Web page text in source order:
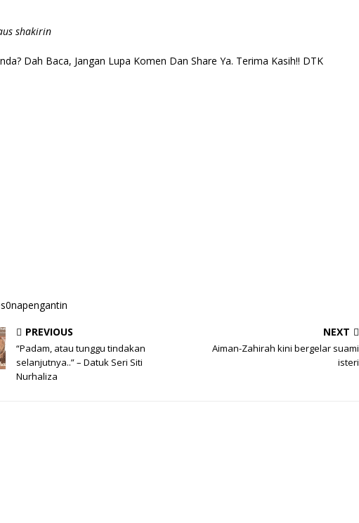
shakirin
Dah Baca, Jangan Lupa Komen Dan Share Ya. Terima Kasih!! DTK
PREVIOUS
“Padam, atau tunggu tindakan
selanjutnya..” – Datuk Seri Siti
Nurhaliza
NEXT
Aiman-Zahirah kini bergelar suami
isteri